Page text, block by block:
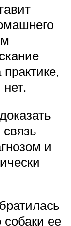
и
собаки ее